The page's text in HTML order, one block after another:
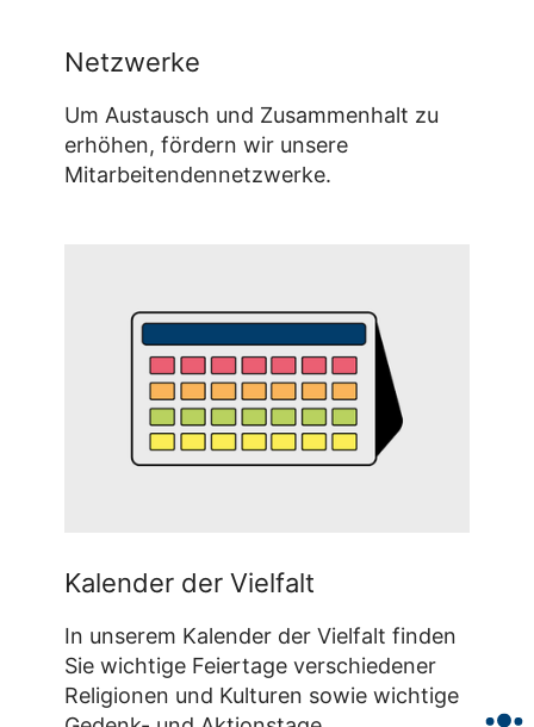
Netzwerke
Um Austausch und Zusammenhalt zu
erhöhen, fördern wir unsere
Mitarbeitendennetzwerke.
Kalender der Vielfalt
In unserem Kalender der Vielfalt finden
Sie wichtige Feiertage verschiedener
Religionen und Kulturen sowie wichtige